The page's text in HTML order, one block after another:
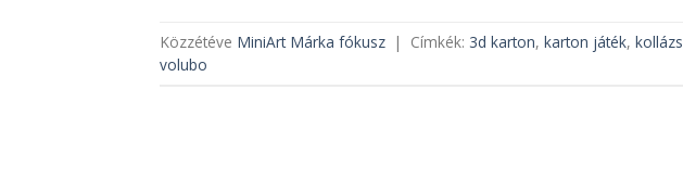
Közzétéve MiniArt Márka fókusz | Címkék: 3d karton, karton játék, kollázs
volubo